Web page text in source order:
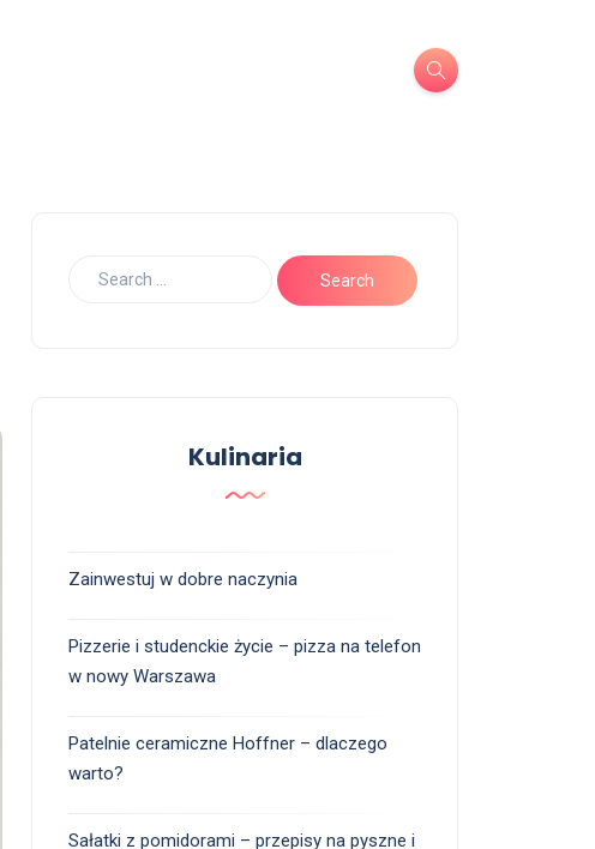
Kulinaria
Zainwestuj w dobre naczynia
Pizzerie i studenckie życie – pizza na telefon
w nowy Warszawa
Patelnie ceramiczne Hoffner – dlaczego
warto?
Sałatki z pomidorami – przepisy na pyszne i